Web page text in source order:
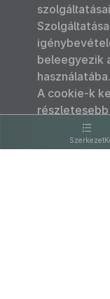
Szerkezet
beleegyezik
használatába.
A cookie-k
kattintva